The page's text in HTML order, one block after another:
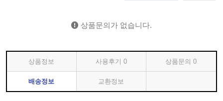
상품문의가 없습니다.
상품정보 사용후기 0 상품문의0
배송정보 교환정보